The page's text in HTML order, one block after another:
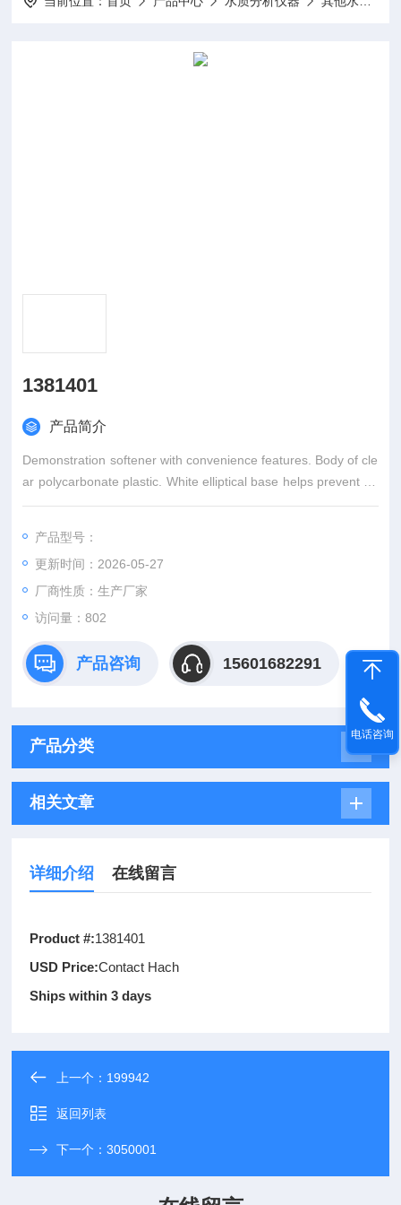
1381401
产品简介
Demonstration softener with convenience features. Body of cle
ar polycarbonate plastic. White elliptical base helps prevent up
set while in use. Both ends are made of extra thick, white polyc
产品型号：
更新时间：2026-05-27
厂商性质：生产厂家
访问量：802
产品咨询 15601682291
产品分类
相关文章
详细介绍 在线留言
Product #:1381401
USD Price:Contact Hach
Ships within 3 days
上一个： 199942
返回列表
下一个：3050001
电话咨询